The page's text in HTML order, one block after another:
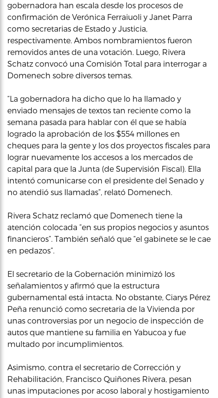
gobernadora han escala desde los procesos de
confirmación de Verónica Ferraiuoli y Janet Parra
como secretarias de Estado y Justicia,
respectivamente. Ambos nombramientos fueron
removidos antes de una votación. Luego, Rivera
Schatz convocó una Comisión Total para interrogar a
Domenech sobre diversos temas.
“La gobernadora ha dicho que lo ha llamado y
enviado mensajes de textos tan reciente como la
semana pasada para hablar con él que se había
logrado la aprobación de los $554 millones en
cheques para la gente y los dos proyectos fiscales para
lograr nuevamente los accesos a los mercados de
capital para que la Junta (de Supervisión Fiscal). Ella
intentó comunicarse con el presidente del Senado y
no atendió sus llamadas”, relató Domenech.
Rivera Schatz reclamó que Domenech tiene la
atención colocada “en sus propios negocios y asuntos
financieros”. También señaló que “el gabinete se le cae
en pedazos”.
El secretario de la Gobernación minimizó los
señalamientos y afirmó que la estructura
gubernamental está intacta. No obstante, Ciarys Pérez
Peña renunció como secretaria de la Vivienda por
unas controversias por un negocio de inspección de
autos que mantiene su familia en Yabucoa y fue
multado por incumplimientos.
Asimismo, contra el secretario de Corrección y
Rehabilitación, Francisco Quiñones Rivera, pesan
unas imputaciones por acoso laboral y hostigamiento